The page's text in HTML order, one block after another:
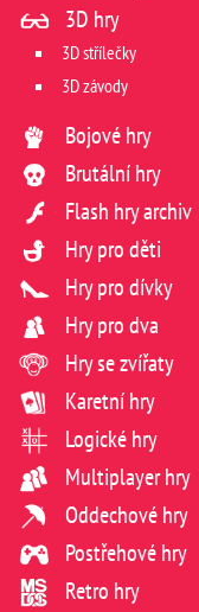
3D hry
3D střílečky
3D závody
Bojové hry
Brutální hry
Flash hry archiv
Hry pro děti
Hry pro dívky
Hry pro dva
Hry se zvířaty
Karetní hry
Logické hry
Multiplayer hry
Oddechové hry
Postřehové hry
Retro hry